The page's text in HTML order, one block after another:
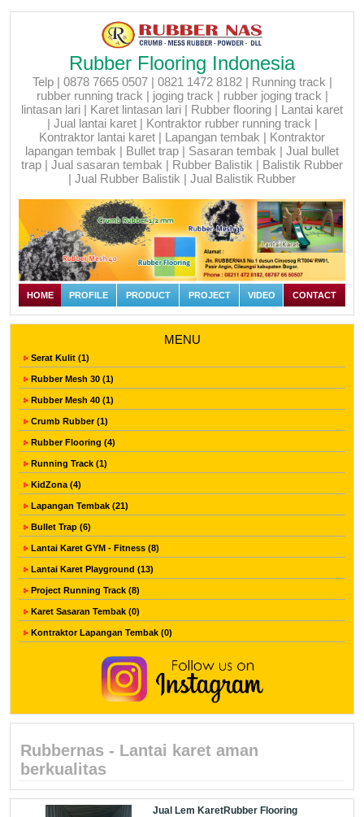
Rubber Flooring Indonesia
Telp | 0878 7665 0507 | 0821 1472 8182 | Running track |
rubber running track | joging track | rubber joging track |
lintasan lari | Karet lintasan lari | Rubber flooring | Lantai karet
| Jual lantai karet | Kontraktor rubber running track |
Kontraktor lantai karet | Lapangan tembak | Kontraktor
lapangan tembak | Bullet trap | Sasaran tembak | Jual bullet
trap | Jual sasaran tembak | Rubber Balistik | Balistik Rubber
| Jual Rubber Balistik | Jual Balistik Rubber
HOME PROFILE PRODUCT PROJECT VIDEO CONTACT
MENU
Serat Kulit (1)
Rubber Mesh 30 (1)
Rubber Mesh 40 (1)
Crumb Rubber (1)
Rubber Flooring (4)
Running Track (1)
KidZona (4)
Lapangan Tembak (21)
Bullet Trap (6)
Lantai Karet GYM - Fitness (8)
Lantai Karet Playground (13)
Project Running Track (8)
Karet Sasaran Tembak (0)
Kontraktor Lapangan Tembak (0)
Rubbernas - Lantai karet aman
berkualitas
Jual Lem KaretRubber Flooring